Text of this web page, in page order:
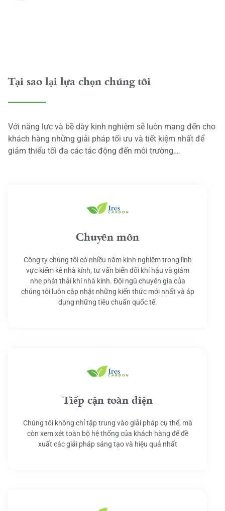
Tại sao lại lựa chọn chúng tôi
Với năng lực và bề dày kinh nghiệm sẽ luôn mang đến cho
khách hàng những giải pháp tối ưu và tiết kiệm nhất để
giảm thiểu tối đa các tác động đến môi trường,…
Chuyên môn
Công ty chúng tôi có nhiều năm kinh nghiệm trong lĩnh
vực kiểm kê nhà kính, tư vấn biến đổi khí hậu và giảm
nhẹ phát thải khí nhà kính. Đội ngũ chuyên gia của
chúng tôi luôn cập nhật những kiến thức mới nhất và áp
dụng những tiêu chuẩn quốc tế.
Tiếp cận toàn diện
Chúng tôi không chỉ tập trung vào giải pháp cụ thể, mà
còn xem xét toàn bộ hệ thống của khách hàng để đề
xuất các giải pháp sáng tạo và hiệu quả nhất